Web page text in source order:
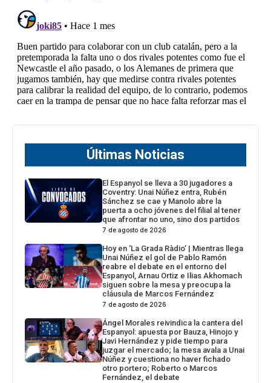
Últimas Noticias
El Espanyol se lleva a 30 jugadores a
Coventry: Unai Núñez entra, Rubén
Sánchez se cae y Manolo abre la
puerta a ocho jóvenes del filial al tener
que afrontar no uno, sino dos partidos
7 de agosto de 2026
Hoy en ‘La Grada Ràdio’ | Mientras llega
Unai Núñez el gol de Pablo Ramón
reabre el debate en el entorno del
Espanyol, Arnau Ortiz e Ilias Akhomach
siguen sobre la mesa y preocupa la
cláusula de Marcos Fernández
7 de agosto de 2026
Ángel Morales reivindica la cantera del
Espanyol: apuesta por Bauza, Hinojo y
Javi Hernández y pide tiempo para
juzgar el mercado; la mesa avala a Unai
Núñez y cuestiona no haver fichado
otro portero; Roberto o Marcos
Fernández, el debate